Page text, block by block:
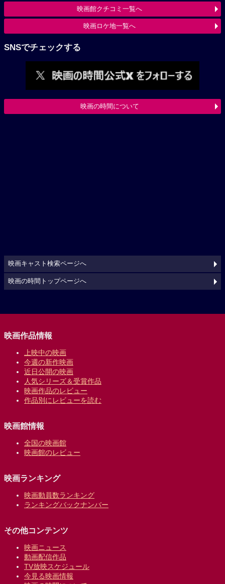
映画館クチコミ一覧へ
映画ロケ地一覧へ
SNSでチェックする
映画の時間について
映画キャスト検索ページへ
映画の時間トップページへ
映画作品情報
上映中の映画
今週の新作映画
近日公開の映画
人気シリーズ＆受賞作品
映画作品のレビュー
作品別にレビューを読む
映画館情報
全国の映画館
映画館のレビュー
映画ランキング
映画動員数ランキング
ランキングバックナンバー
その他コンテンツ
映画ニュース
動画配信作品
TV放映スケジュール
今見る映画情報